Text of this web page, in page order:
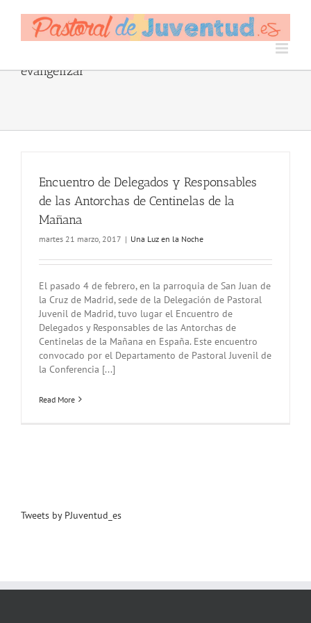
evangelizar
Encuentro de Delegados y Responsables
de las Antorchas de Centinelas de la
Mañana
martes 21 marzo, 2017 | Una Luz en la Noche
El pasado 4 de febrero, en la parroquia de San Juan de
la Cruz de Madrid, sede de la Delegación de Pastoral
Juvenil de Madrid, tuvo lugar el Encuentro de
Delegados y Responsables de las Antorchas de
Centinelas de la Mañana en España. Este encuentro
convocado por el Departamento de Pastoral Juvenil de
la Conferencia [...]
Read More
Tweets by PJuventud_es